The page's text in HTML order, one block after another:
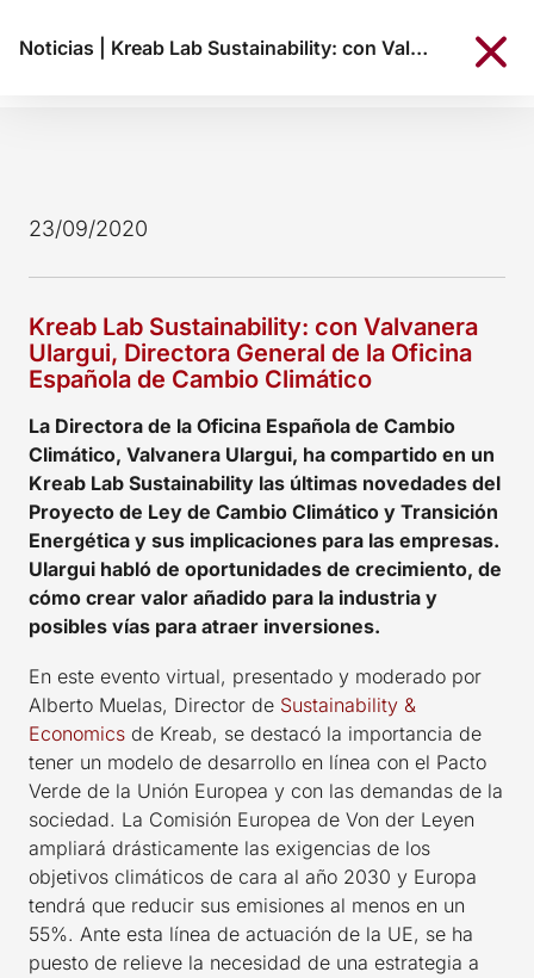
Noticias Kreab Lab Sustainability: con Valvanera Ulargui, Directora General de la Oficina Española de Cambio Climático
23/09/2020
Kreab Lab Sustainability: con Valvanera
Ulargui, Directora General de la Oficina
Española de Cambio Climático
La Directora de la Oficina Española de Cambio
Climático, Valvanera Ulargui, ha compartido en un
Kreab Lab Sustainability las últimas novedades del
Proyecto de Ley de Cambio Climático y Transición
Energética y sus implicaciones para las empresas.
Ulargui habló de oportunidades de crecimiento, de
cómo crear valor añadido para la industria y
posibles vías para atraer inversiones.
En este evento virtual, presentado y moderado por
Alberto Muelas, Director de Sustainability &
Economics de Kreab, se destacó la importancia de
tener un modelo de desarrollo en línea con el Pacto
Verde de la Unión Europea y con las demandas de la
sociedad. La Comisión Europea de Von der Leyen
ampliará drásticamente las exigencias de los
objetivos climáticos de cara al año 2030 y Europa
tendrá que reducir sus emisiones al menos en un
55%. Ante esta línea de actuación de la UE, se ha
puesto de relieve la necesidad de una estrategia a